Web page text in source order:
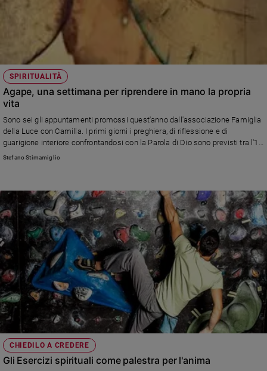
educazione
Genitori
e
figli
Nonni
Coppia
Scuola
giovani
Bioetica
Vai
Riflessioni
Foto
Video
SPIRITUALITÀ
Agape, una settimana per riprendere in mano la propria
vita
Sono sei gli appuntamenti promossi quest'anno dall'associazione Famiglia
della Luce con Camilla. I primi giorni i preghiera, di riflessione e di
guarigione interiore confrontandosi con la Parola di Dio sono previsti tra l'11
e il 17 luglio, presso il Centro di spiritualità dei padri Somaschi e il Santuario
Stefano Stimamiglio
CHIEDILO A CREDERE
Gli Esercizi spirituali come palestra per l'anima